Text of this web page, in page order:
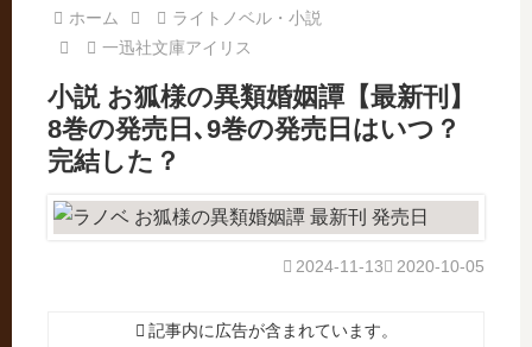
ホーム
ライトノベル・小説
一迅社文庫アイリス
小説 お狐様の異類婚姻譚【最新刊】
8巻の発売日､9巻の発売日はいつ？
完結した？
2020-10-05
2024-11-13
記事内に広告が含まれています。